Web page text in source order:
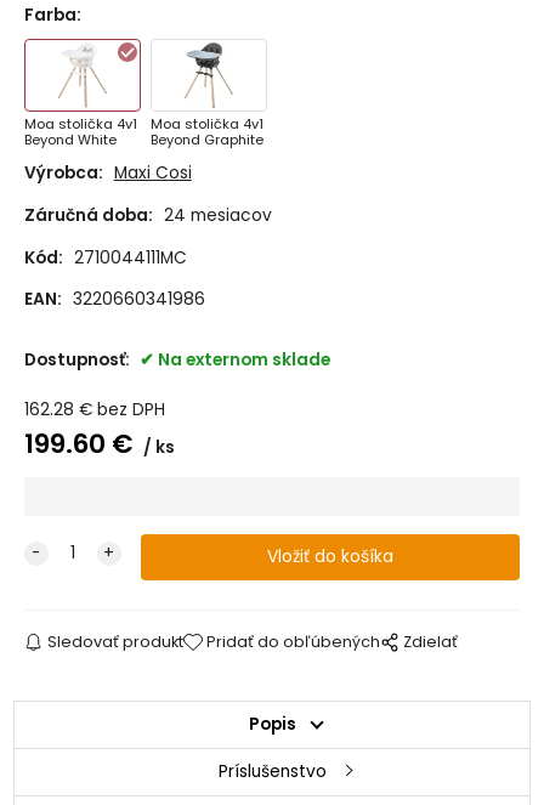
Farba:
Moa stolička 4v1
Beyond White
Moa stolička 4v1
Beyond Graphite
Výrobca: Maxi Cosi
Záručná doba: 24 mesiacov
Kód: 2710044111MC
EAN: 3220660341986
Dostupnosť: Na externom sklade
162.28 € bez DPH
199.60 € ks
Sledovať produkt Pridať do obľúbených Zdielať
Popis
Príslušenstvo